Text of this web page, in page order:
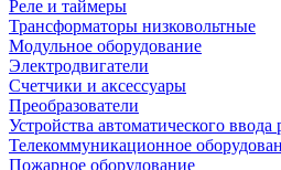
Реле и таймеры
Трансформаторы низковольтные
Модульное оборудование
Электродвигатели
Счетчики и аксессуары
Преобразователи
Устройства автоматического
Телекоммуникационное
Пожарное оборудование